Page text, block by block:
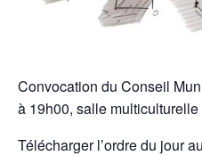
Convocation du Conseil
à 19h00, salle
Télécharger l’ordre du jour